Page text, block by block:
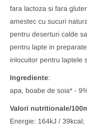
fara lactoza si fara
amestec cu sucuri
pentru deserturi calde
pentru lapte in
inlocuitor pentru laptele
Ingrediente:
apa, boabe de soia* -
Valori nutritionale/
Energie: 164kJ / 39kcal;